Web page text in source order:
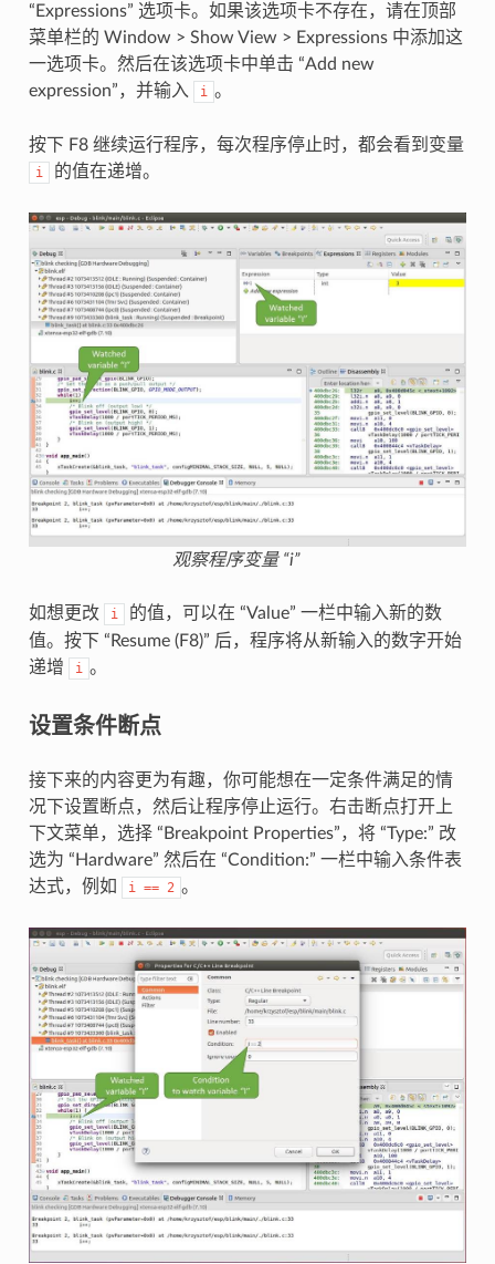
“Expressions” 选项卡。如果该选项卡不存在，请在顶部
菜单栏的 Window > Show View > Expressions 中添加这
一选项卡。然后在该选项卡中单击 “Add new
expression”，并输入
i 。
按下 F8 继续运行程序，每次程序停止时，都会看到变量
i 的值在递增。
观察程序变量 “i”
如想更改 i
的值，可以在 “Value” 一栏中输入新的数
值。按下 “Resume (F8)” 后，程序将从新输入的数字开始
递增
i 。
设置条件断点
接下来的内容更为有趣，你可能想在一定条件满足的情
况下设置断点，然后让程序停止运行。右击断点打开上
下文菜单，选择 “Breakpoint Properties”，将 “Type:” 改
选为 “Hardware” 然后在 “Condition:” 一栏中输入条件表
达式，例如
i == 2 。